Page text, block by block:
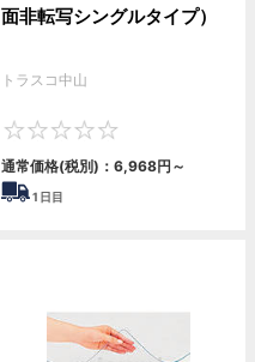
面非転写シングルタイプ）
トラスコ中山
通常価格(税別)： 6,968円 ～
1 日目